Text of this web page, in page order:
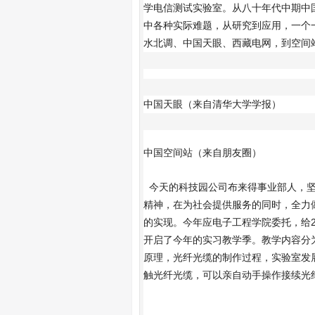
学电信测试实验室。从八十年代中期
中各种实际难题，从研究到应用，一
水北调、中国天眼、西藏电网，到空
中国天眼（来自清华大学学报）
中国空间站（来自朋友圈）
今天的科技园公司布来得事业部人，
精神，在为社会提供服务的同时，全
的实现。今年应电子工程学院委托，
开启了今年的实习教学季。教学内容
原理，光纤光缆的制作过程，实验室
触光纤光缆，可以亲自动手操作接续